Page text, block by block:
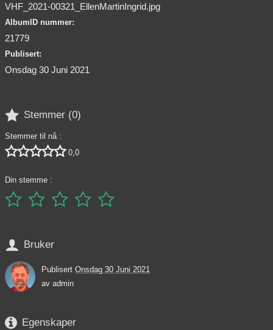
VHF_2021-00321_EllenMartinIngrid.jpg
AlbumID nummer:
21779
Publisert:
Onsdag 30 Juni 2021
 Stemmer (0)
Stemmer til nå :
 0,0
Din stemme :
    
 Bruker
Publisert Onsdag 30 Juni 2021
av admin
 Egenskaper